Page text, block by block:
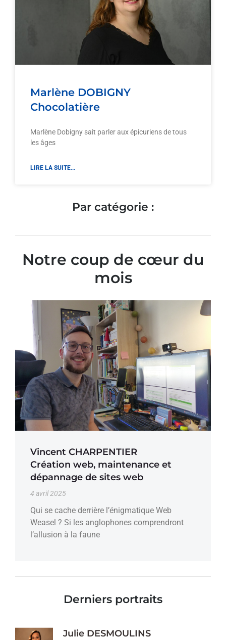
Marlène DOBIGNY
Chocolatière
Marlène Dobigny sait parler aux épicuriens de tous
les âges
LIRE LA SUITE...
Par catégorie :
Notre coup de cœur du
mois​
Vincent CHARPENTIER
Création web, maintenance et
dépannage de sites web
4 avril 2025
Qui se cache derrière l’énigmatique Web
Weasel ? Si les anglophones comprendront
l’allusion à la faune
Derniers portraits
Julie DESMOULINS